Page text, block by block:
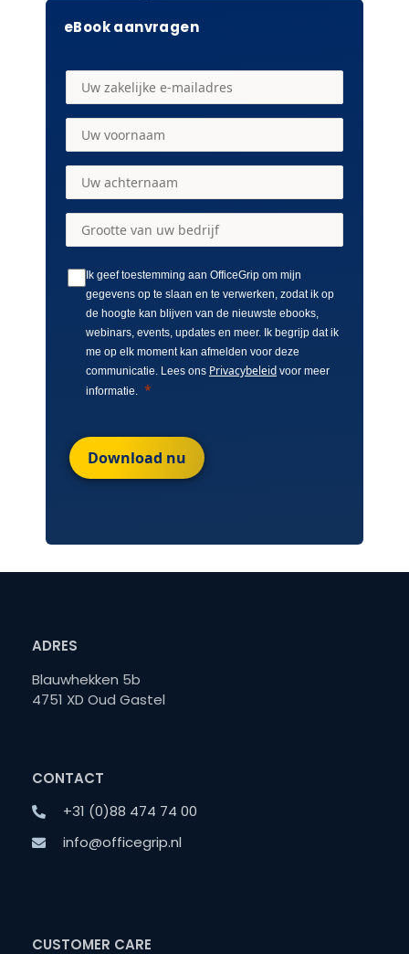
eBook aanvragen
Ik geef toestemming aan OfficeGrip om mijn
gegevens op te slaan en te verwerken, zodat ik op
de hoogte kan blijven van de nieuwste ebooks,
webinars, events, updates en meer. Ik begrijp dat ik
me op elk moment kan afmelden voor deze
communicatie. Lees ons Privacybeleid voor meer
informatie.
Download nu
ADRES
Blauwhekken 5b
4751 XD Oud Gastel
CONTACT
+31 (0)88 474 74 00
info@officegrip.nl
CUSTOMER CARE